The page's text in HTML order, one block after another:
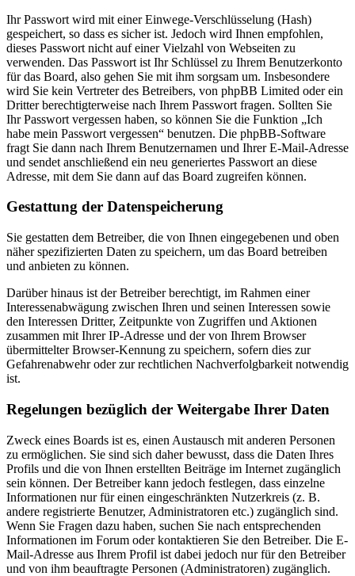
Ihr Passwort wird mit einer Einwege-Verschlüsselung (Hash)
gespeichert, so dass es sicher ist. Jedoch wird Ihnen empfohlen,
dieses Passwort nicht auf einer Vielzahl von Webseiten zu
verwenden. Das Passwort ist Ihr Schlüssel zu Ihrem Benutzerkonto
für das Board, also gehen Sie mit ihm sorgsam um. Insbesondere
wird Sie kein Vertreter des Betreibers, von phpBB Limited oder ein
Dritter berechtigterweise nach Ihrem Passwort fragen. Sollten Sie
Ihr Passwort vergessen haben, so können Sie die Funktion „Ich
habe mein Passwort vergessen“ benutzen. Die phpBB-Software
fragt Sie dann nach Ihrem Benutzernamen und Ihrer E-Mail-Adresse
und sendet anschließend ein neu generiertes Passwort an diese
Adresse, mit dem Sie dann auf das Board zugreifen können.
Gestattung der Datenspeicherung
Sie gestatten dem Betreiber, die von Ihnen eingegebenen und oben
näher spezifizierten Daten zu speichern, um das Board betreiben
und anbieten zu können.
Darüber hinaus ist der Betreiber berechtigt, im Rahmen einer
Interessenabwägung zwischen Ihren und seinen Interessen sowie
den Interessen Dritter, Zeitpunkte von Zugriffen und Aktionen
zusammen mit Ihrer IP-Adresse und der von Ihrem Browser
übermittelter Browser-Kennung zu speichern, sofern dies zur
Gefahrenabwehr oder zur rechtlichen Nachverfolgbarkeit notwendig
ist.
Regelungen bezüglich der Weitergabe Ihrer Daten
Zweck eines Boards ist es, einen Austausch mit anderen Personen
zu ermöglichen. Sie sind sich daher bewusst, dass die Daten Ihres
Profils und die von Ihnen erstellten Beiträge im Internet zugänglich
sein können. Der Betreiber kann jedoch festlegen, dass einzelne
Informationen nur für einen eingeschränkten Nutzerkreis (z. B.
andere registrierte Benutzer, Administratoren etc.) zugänglich sind.
Wenn Sie Fragen dazu haben, suchen Sie nach entsprechenden
Informationen im Forum oder kontaktieren Sie den Betreiber. Die E-
Mail-Adresse aus Ihrem Profil ist dabei jedoch nur für den Betreiber
und von ihm beauftragte Personen (Administratoren) zugänglich.